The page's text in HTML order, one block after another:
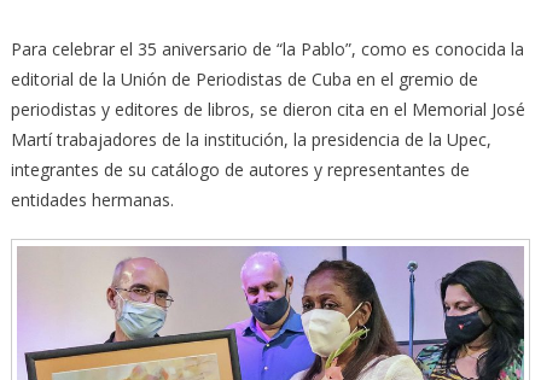
Para celebrar el 35 aniversario de “la Pablo”, como es conocida la
editorial de la Unión de Periodistas de Cuba en el gremio de
periodistas y editores de libros, se dieron cita en el Memorial José
Martí trabajadores de la institución, la presidencia de la Upec,
integrantes de su catálogo de autores y representantes de
entidades hermanas.